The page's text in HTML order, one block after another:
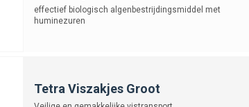
effectief biologisch algenbestrijdingsmiddel met
huminezuren
Tetra Viszakjes Groot